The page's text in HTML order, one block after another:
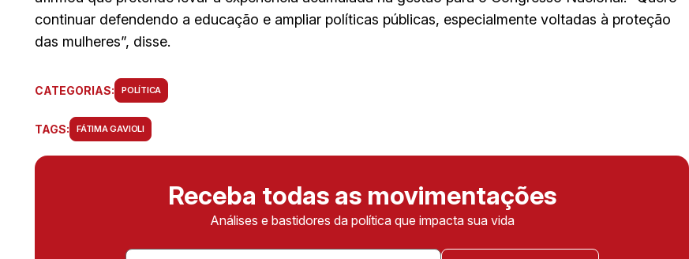
continuar defendendo a educação e ampliar políticas públicas, especialmente voltadas à proteção
das mulheres”, disse.
CATEGORIAS: POLÍTICA
TAGS: FÁTIMA GAVIOLI
Receba todas as movimentações
Análises e bastidores da política que impacta sua vida